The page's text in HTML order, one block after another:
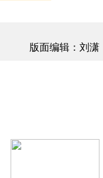
版面编辑：刘潇